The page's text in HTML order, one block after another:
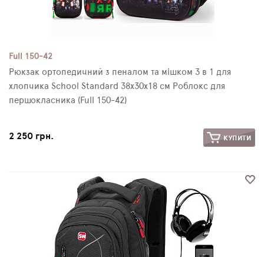
Full 150-42
Рюкзак ортопедичний з пеналом та мішком 3 в 1 для
хлопчика School Standard 38х30х18 см Роблокс для
першокласника (Full 150-42)
2 250 грн. КУПИТИ